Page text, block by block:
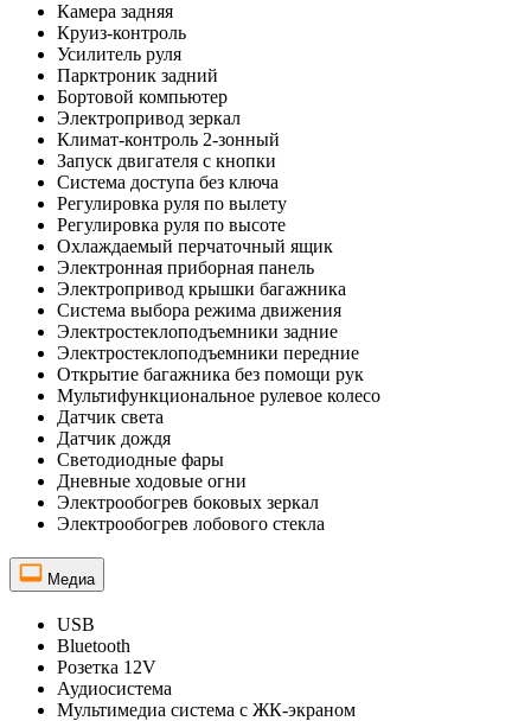
Камера задняя
Круиз-контроль
Усилитель руля
Парктроник задний
Бортовой компьютер
Электропривод зеркал
Климат-контроль 2-зонный
Запуск двигателя с кнопки
Система доступа без ключа
Регулировка руля по вылету
Регулировка руля по высоте
Охлаждаемый перчаточный ящик
Электронная приборная панель
Электропривод крышки багажника
Система выбора режима движения
Электростеклоподъемники задние
Электростеклоподъемники передние
Открытие багажника без помощи рук
Мультифункциональное рулевое колесо
Датчик света
Датчик дождя
Светодиодные фары
Дневные ходовые огни
Электрообогрев боковых зеркал
Электрообогрев лобового стекла
Медиа
USB
Bluetooth
Розетка 12V
Аудиосистема
Мультимедиа система с ЖК-экраном